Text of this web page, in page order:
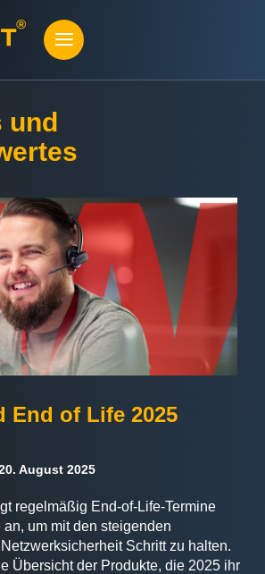
und
End of Life 2025
August 2025
regelmäßig End-of-Life-Termine
an, um mit den steigenden
Schritt zu halten.
Übersicht der Produkte, die 2025 ihr